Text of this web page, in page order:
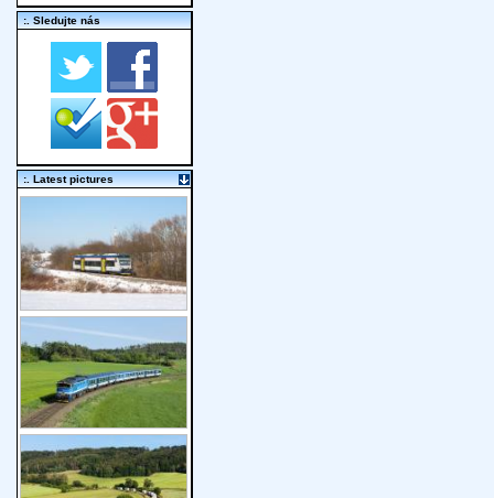
:. Sledujte nás
:. Latest pictures